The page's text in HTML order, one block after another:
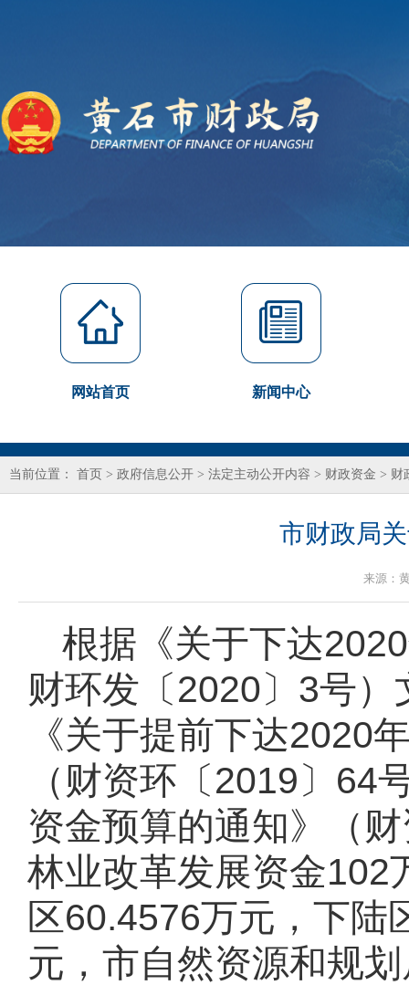
网站首页 新闻中心
当前位置： 首页 > 政府信息公开 > 法定主动公开内容 > 财政资金 > 财
市财政局
来源：
根据《关于下达
财环发〔2020〕3号）
《关于提前下达2020
（财资环〔2019〕64
资金预算的通知》（
林业改革发展资金102
区60.4576万元 ，下陆
元， 市自然资源和规